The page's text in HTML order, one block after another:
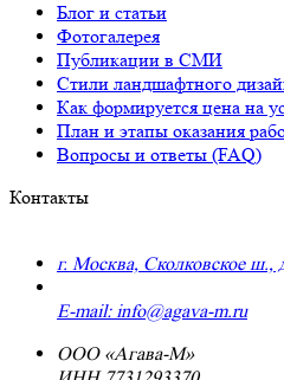
Блог и статьи
Фотогалерея
Публикации в СМИ
Стили ландшафтного
Как формируется цена на
План и этапы оказания
Вопросы и ответы (FAQ)
Контакты
г. Москва, Сколковское ш.,
E-mail: info@agava-m.ru
ООО «Агава-М»